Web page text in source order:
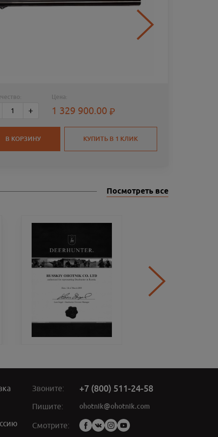
+
Цена:
1 329 900.00
В КОРЗИНУ КУПИТЬ В 1 КЛИК
Посмотреть все
Звоните: +7 (800) 511-24-58
Пишите: ohotnik@ohotnik.com
Смотрите:
Мы
в